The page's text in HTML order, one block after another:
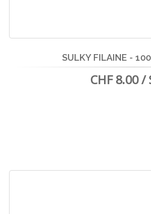
SULKY FILAINE -
CHF 8.00 /